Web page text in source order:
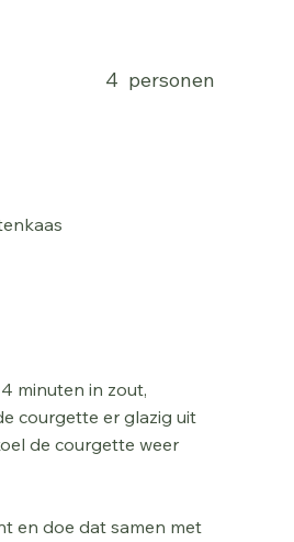
4 personen
minuten in zout,
courgette er glazig uit
de courgette weer
en doe dat samen met